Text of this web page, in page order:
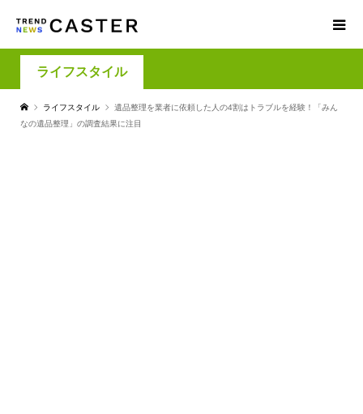
ライフスタイル
ライフスタイル
遺品整理を業者に依頼した人の4割はトラブルを経験！「みん
なの遺品整理」の調査結果に注目